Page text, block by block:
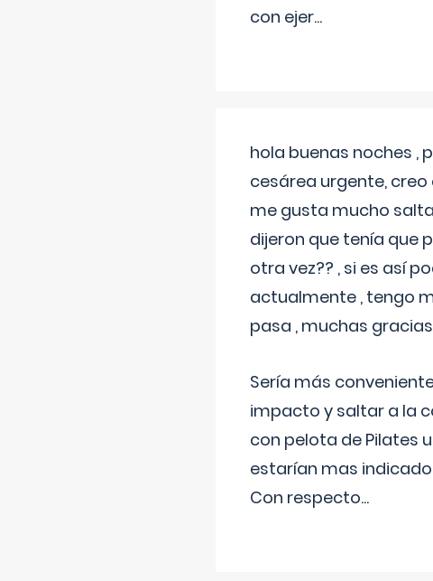
con ejer...
hola buenas noches ,
cesárea urgente,
me gusta mucho
dijeron que tenía que
otra vez?? , si es así
actualmente , tengo
pasa , muchas gracias
Sería más
impacto y saltar a la
con pelota de Pilates
estarían mas
Con respecto...